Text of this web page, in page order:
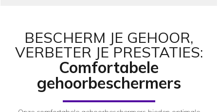
BESCHERM JE GEHOOR,
VERBETER JE PRESTATIES:
Comfortabele
gehoorbeschermers